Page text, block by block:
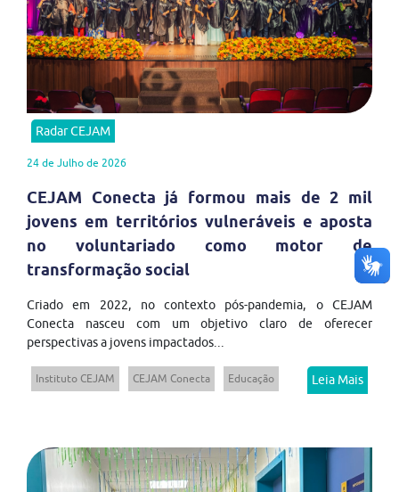
Radar CEJAM
24 de Julho de 2026
CEJAM Conecta já formou mais de 2 mil
jovens em territórios vulneráveis e aposta
no voluntariado como motor de
transformação social
Criado em 2022, no contexto pós-pandemia, o CEJAM
Conecta nasceu com um objetivo claro de oferecer
perspectivas a jovens impactados...
Instituto CEJAM CEJAM Conecta Educação Leia Mais